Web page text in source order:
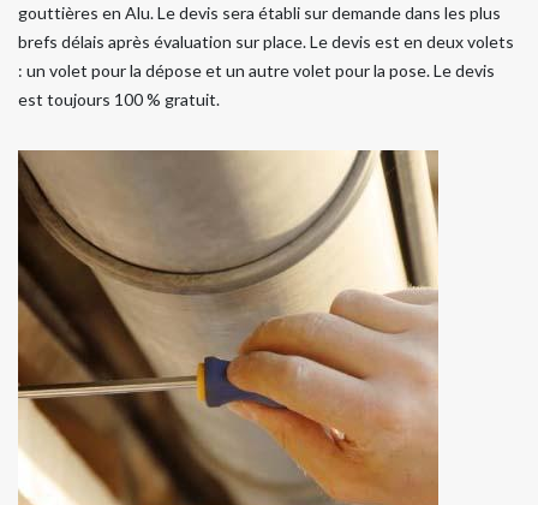
gouttières en Alu. Le devis sera établi sur demande dans les plus
brefs délais après évaluation sur place. Le devis est en deux volets
: un volet pour la dépose et un autre volet pour la pose. Le devis
est toujours 100 % gratuit.